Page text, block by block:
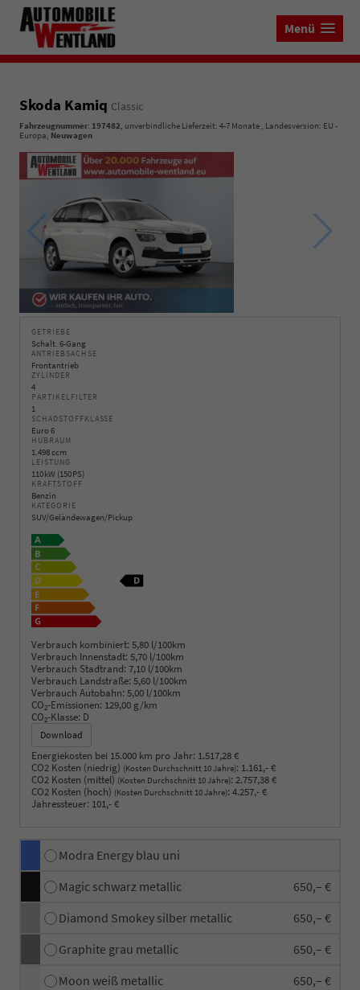
Menü
Skoda Kamiq Classic
Fahrzeugnummer: 197482, unverbindliche Lieferzeit: 4-7 Monate , Landesversion: EU -
Europa, Neuwagen
GETRIEBE
Schalt. 6-Gang
ANTRIEBSACHSE
Frontantrieb
ZYLINDER
4
PARTIKELFILTER
1
SCHADSTOFFKLASSE
Euro 6
HUBRAUM
1.498 ccm
LEISTUNG
110 kW (150 PS)
KRAFTSTOFF
Benzin
KATEGORIE
SUV/Geländewagen/Pickup
Verbrauch kombiniert: 5,80 l/100km
Verbrauch Innenstadt: 5,70 l/100km
Verbrauch Stadtrand: 7,10 l/100km
Verbrauch Landstraße: 5,60 l/100km
Verbrauch Autobahn: 5,00 l/100km
CO2-Emissionen: 129,00 g/km
CO2-Klasse: D
Download
Energiekosten bei 15.000 km pro Jahr: 1.517,28 €
CO2 Kosten (niedrig) (Kosten Durchschnitt 10 Jahre): 1.161,- €
CO2 Kosten (mittel) (Kosten Durchschnitt 10 Jahre): 2.757,38 €
CO2 Kosten (hoch) (Kosten Durchschnitt 10 Jahre): 4.257,- €
Jahressteuer: 101,- €
Modra Energy blau uni
Magic schwarz metallic
650,– €
Diamond Smokey silber metallic
650,– €
Graphite grau metallic
650,– €
Moon weiß metallic
650,– €